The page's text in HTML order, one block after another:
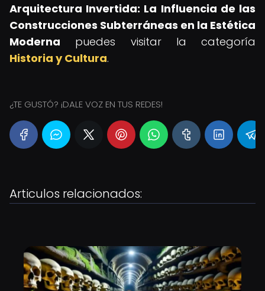
Arquitectura Invertida: La Influencia de las
Construcciones Subterráneas en la Estética
Moderna puedes visitar la categoría
Historia y Cultura.
¿TE GUSTÓ? ¡DALE VOZ EN TUS REDES!
Articulos relacionados: